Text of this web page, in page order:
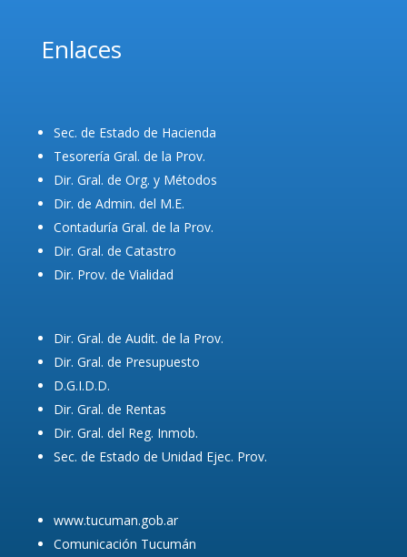
Enlaces
Sec. de Estado de Hacienda
Tesorería Gral. de la Prov.
Dir. Gral. de Org. y Métodos
Dir. de Admin. del M.E.
Contaduría Gral. de la Prov.
Dir. Gral. de Catastro
Dir. Prov. de Vialidad
Dir. Gral. de Audit. de la Prov.
Dir. Gral. de Presupuesto
D.G.I.D.D.
Dir. Gral. de Rentas
Dir. Gral. del Reg. Inmob.
Sec. de Estado de Unidad Ejec. Prov.
www.tucuman.gob.ar
Comunicación Tucumán